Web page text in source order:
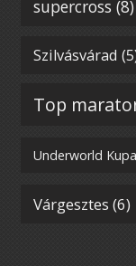
supercross (8)
Szilvásvárad
Top
Underworld Kupa
Várgesztes (6)